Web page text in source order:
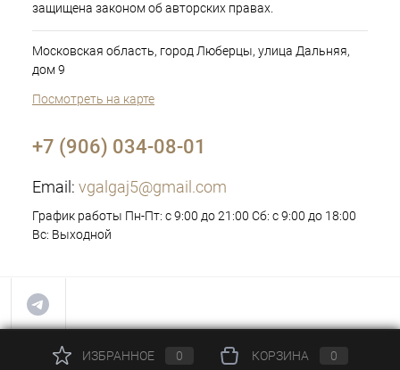
защищена законом об авторских правах.
Московская область, город Люберцы, улица Дальняя,
дом 9
Посмотреть на карте
+7 (906) 034-08-01
Email: vgalgaj5@gmail.com
График работы Пн-Пт: с 9:00 до 21:00 Сб: с 9:00 до 18:00
Вс: Выходной
ИЗБРАННОЕ 0 КОРЗИНА 0